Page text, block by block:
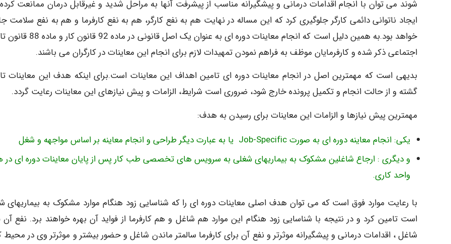
شوند می توان با انجام اقدامات درمانی و پیشگیرانه مناسب از پیشرفت آنها به مراحل شدید و غیرقابل درمان ممانعت
ایجاد ناتوانی دائمی کارگر جلوگیری کرد که این مساله در نهایت هم به نفع کارگر، هم به نفع کارفرما و هم به نفع سلامت
خواهد بود.به همین دلیل است که انجام معاینات دوره ای به عنوان یک اصل
اجتماعی ذکر شده و کارفرمایان موظف به فراهم نمودن تمهیدات لازم برای انجام این معاینات در کارگران می باشند.
بدیهی است که مهمترین اصل در انجام معاینات دوره ای تامین اهداف این معاینات است.برای اینکه هدف این معاینات
گشته و از حالت انجام و تکمیل پرونده خارج شود، ضروری است شرایط، الزامات و پیش نیازهای این معاینات رعایت گردد.
مهمترین پیش نیازها و الزامات این معاینات برای رسیدن به هدف:
یکی: انجام معاینه دوره ای به صورت Job-Specific یا به عبارت دیگر طراحی و انجام معاینه بر اساس مواجهه و شغل
و دیگری : ارجاع شاغلین مشکوک به بیماریهای شغلی به سرویس های تخصصی طب کار پس از پایان معاینات دوره ای در
واحد کاری.
با رعایت موارد فوق است که می توان هدف اصلی معاینات دوره ای را که شناسایی زود هنگام موارد مشکوک به بیماریهای
است تامین کرد و در نتیجه با شناسایی زود هنگام این موارد هم شاغل و هم کارفرما از فواید آن بهره خواهند برد. نفع آن
شاغل ، اقدامات درمانی و پیشگیرانه موثرتر و نفع آن برای کارفرما سالمتر ماندن شاغل و حضور بیشتر و موثرتر وی در محیط